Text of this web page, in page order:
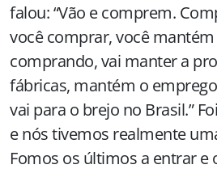
falou: “Vão e comprem.
você comprar, você
comprando, vai manter a
fábricas, mantém o
vai para o brejo no Brasil.”
e nós tivemos realmente
Fomos os últimos a entrar e